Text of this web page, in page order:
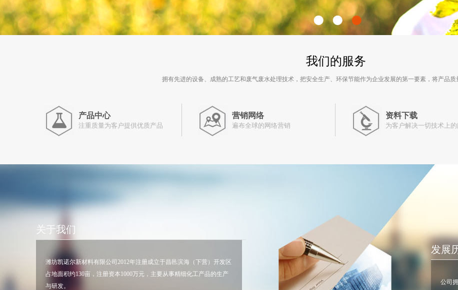
•••
我们的服务
拥有先进的设备、成熟的工艺和废气废水处理技术，把安全生产、环保节能作为企业发展的第一要素，将产品
产品中心
注重质量为客户提供优质产品
营销网络
遍布全球的网络营销
资料下载
为客户解决一切技术上的
关于我们
潍坊凯诺尔新材料有限公司 2012年注册成立于昌邑滨海（下营）开发区
占地面积约130亩，注册资本1000万元，主要从事精细化工产品的生产
与研发。
发展
公司